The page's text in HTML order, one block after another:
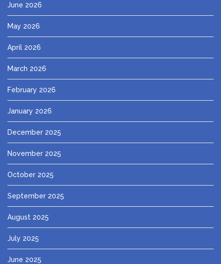
June 2026
May 2026
April 2026
March 2026
February 2026
January 2026
December 2025
November 2025
October 2025
September 2025
August 2025
July 2025
June 2025